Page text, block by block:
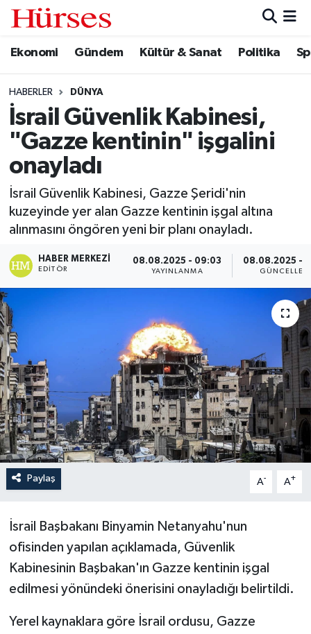
Ekonomi Gündem Kültür & Sanat Politika
HABERLER DÜNYA
İsrail Güvenlik Kabinesi,
"Gazze kentinin" işgalini
onayladı
İsrail Güvenlik Kabinesi, Gazze Şeridi'nin
kuzeyinde yer alan Gazze kentinin işgal altına
alınmasını öngören yeni bir planı onayladı.
HABER MERKEZI
EDITÖR
08.08.2025 - 09:03
YAYINLANMA
08.08.2025 -
Paylaş A- A+
İsrail Başbakanı Binyamin Netanyahu'nun
ofisinden yapılan açıklamada, Güvenlik
Kabinesinin Başbakan'ın Gazze kentinin işgal
edilmesi yönündeki önerisini onayladığı belirtildi.
Yerel kaynaklara göre İsrail ordusu, Gazze
Ekonomi
Gündem
Kültür & Sanat
Politika
Spor
Turizm
Hava Durumu
Trafik Durumu
Süper Lig Puan Durumu ve Fikstür
Tüm Manşetler
Son Dakika Haberleri
Haber Arşivi